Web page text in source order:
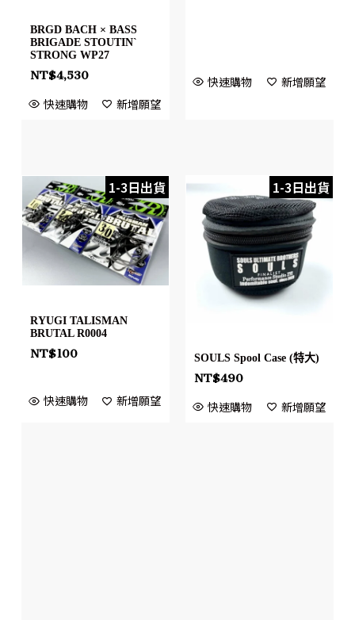
BRGD BACH × BASS
BRIGADE STOUTIN`
STRONG WP27
NT$4,530
快速購物 新增願望
快速購物 新增願望
1-3日出貨
RYUGI TALISMAN
BRUTAL R0004
NT$100
快速購物 新增願望
1-3日出貨
SOULS Spool Case (特大)
NT$490
快速購物 新增願望